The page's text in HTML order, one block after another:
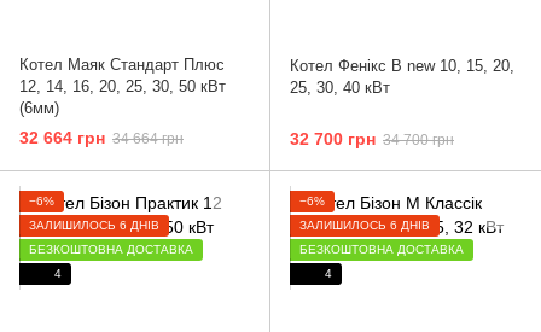
Котел Маяк Стандарт Плюс
12, 14, 16, 20, 25, 30, 50 кВт
(6мм)
32 664 грн 34 664 грн
Котел Фенікс B new 10, 15, 20,
25, 30, 40 кВт
32 700 грн 34 700 грн
−6%
ЗАЛИШИЛОСЬ 6 ДНІВ
БЕЗКОШТОВНА ДОСТАВКА
4
−6%
ЗАЛИШИЛОСЬ 6 ДНІВ
БЕЗКОШТОВНА ДОСТАВКА
4